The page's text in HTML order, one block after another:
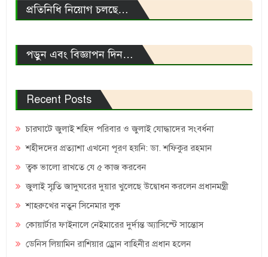
প্রতিনিধি নিয়োগ চলছে…
পড়ুন এবং বিজ্ঞাপন দিন…
Recent Posts
চারঘাটে জুলাই শহিদ পরিবার ও জুলাই যোদ্ধাদের সংবর্ধনা
শহীদদের প্রত্যাশা এখনো পূরণ হয়নি: ডা. শফিকুর রহমান
ত্বক ভালো রাখতে যে ৫ কাজ করবেন
জুলাই স্মৃতি জাদুঘরের দুয়ার খুলেছে উদ্বোধন করলেন প্রধানমন্ত্রী
শাহরুখের নতুন সিনেমার লুক
কোয়ার্টার ফাইনালে নেইমারের দুর্দান্ত অ্যাসিস্টে সান্তোস
ডেনিস লিয়ামিন রাশিয়ার ড্রোন বাহিনীর প্রধান হলেন